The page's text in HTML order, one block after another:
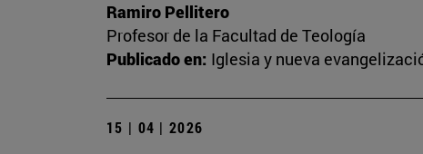
Ramiro Pellitero
Profesor de la Facultad de Teología
Publicado en: Iglesia y nueva
15 | 04 | 2026